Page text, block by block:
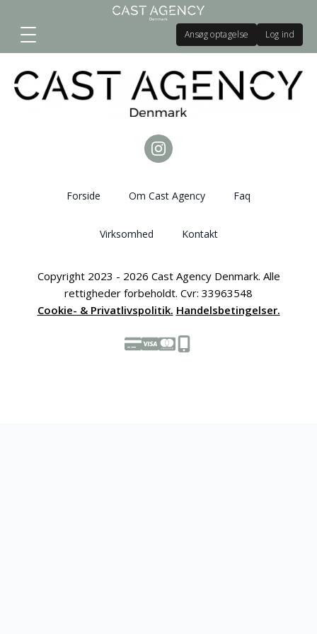
Ansøg optagelse Log ind
Forside Om Cast Agency Faq
Virksomhed Kontakt
Copyright 2023 - 2026 Cast Agency Denmark. Alle
rettigheder forbeholdt. Cvr: 33963548
Cookie- & Privatlivspolitik. Handelsbetingelser.